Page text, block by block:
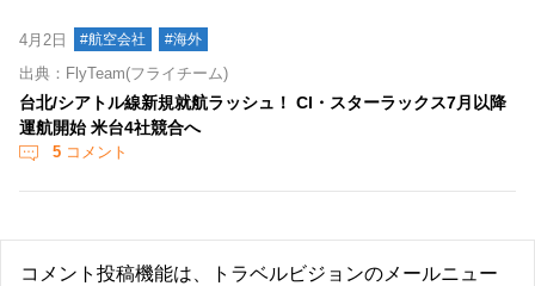
4月2日 #航空会社 #海外
出典：FlyTeam(フライチーム)
台北/シアトル線新規就航ラッシュ！ CI・スターラックス7月以降
運航開始 米台4社競合へ
5 コメント
コメント投稿機能は、トラベルビジョンのメールニュー